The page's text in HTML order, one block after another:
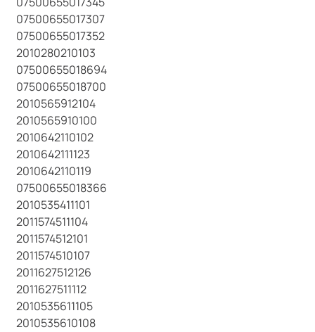
07500655017307
07500655017352
2010280210103
07500655018694
07500655018700
2010565912104
2010565910100
2010642110102
2010642111123
2010642110119
07500655018366
2010535411101
2011574511104
2011574512101
2011574510107
2011627512126
2011627511112
2010535611105
2010535610108